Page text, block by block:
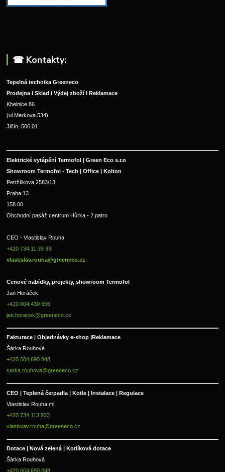
☎︎ Kontakty:
Tepelná technika Greeneco
Prodejna I Sklad I Výdej zboží I Reklamace
Kbelnice 86
(ul.Markova 534)
Jičín, 506 01
Elektrické vytápění Termofol | Green Eco s.r.o
Showroom Termofol - Tech | Office | Kolton
Petržílkova 2583/13
Praha 13
158 00
Obchodní pasáž centrum Hůrka - 2.patro
CEO - Vlastislav Rouha
+420 734 11 39 33
vlastislav.rouha@greeneco.cz
Cenové nabídky, projekty, showroom Termofol
Jan Horáček
+420 604 430 656
jan.horacek@greeneco.cz
Fakturace | Objednávky e-shop |Reklamace
Šárka Rouhová
+420 604 690 848
sarka.rouhova@greeneco.cz
CEO | Teplená čerpadla | Kotle | Instalace | Regulace
Vlastislav Rouha ml.
+420 734 113 933
vlastislav.rouha@greeneco.cz
Dotace | Nová zelená | Kotlíková dotace
Šárka Rouhová
+420 604 690 848